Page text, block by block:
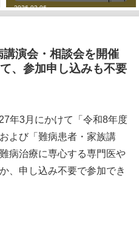
2026-02-06
講演会・相談会を開催
、参加申し込みも不要
年3月にかけて「令和8年度
よび「難病患者・家族講
病治療に専心する専門医や
、申し込み不要で参加でき